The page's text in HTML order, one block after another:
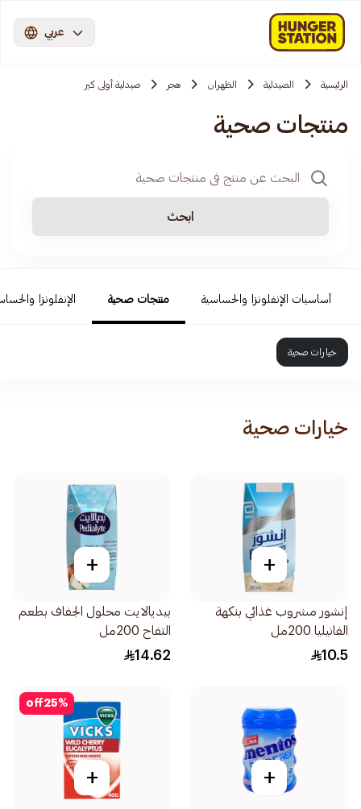
عربي
الرئيسية الصيدلية الظهران هجر صيدلية أولى كير
منتجات صحية
ابحث
أساسيات الإنفلونزا والحساسية منتجات صحية الإنفلونزا
خيارات صحية
خيارات صحية
+
إنشور مشروب غذائي بنكهة
الفانيليا 200مل
10.5
+
بيديالايت محلول الجفاف بطعم
التفاح 200مل
14.62
+
25%
off
+